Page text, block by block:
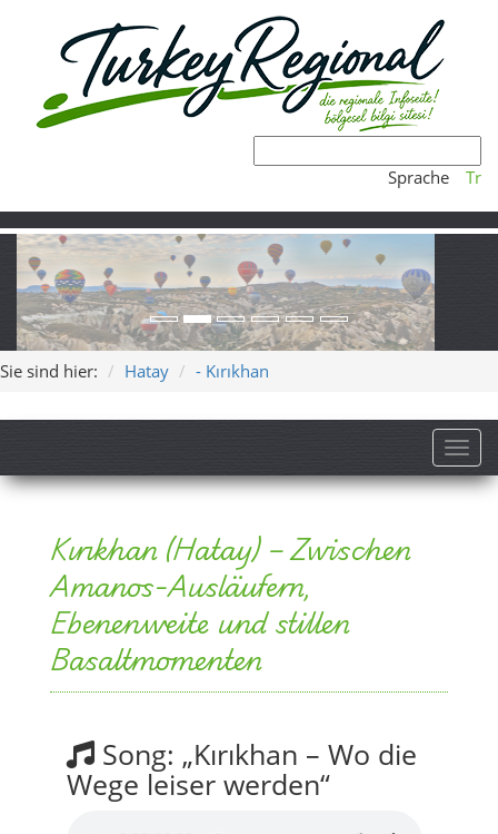
Sprache Tr
Sie sind hier: Hatay - Kırıkhan
Kırıkhan (Hatay) – Zwischen
Amanos-Ausläufern,
Ebenenweite und stillen
Basaltmomenten
Song: „Kırıkhan – Wo die
Wege leiser werden“
Version 1 (3:39) – kompakt, warm, perfekt für Ankunft
& erstes Durchatmen.